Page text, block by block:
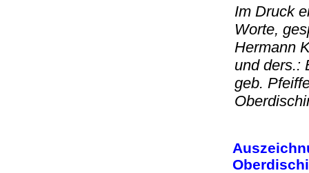
Im Druck
Worte,
Hermann
und ders.:
geb.